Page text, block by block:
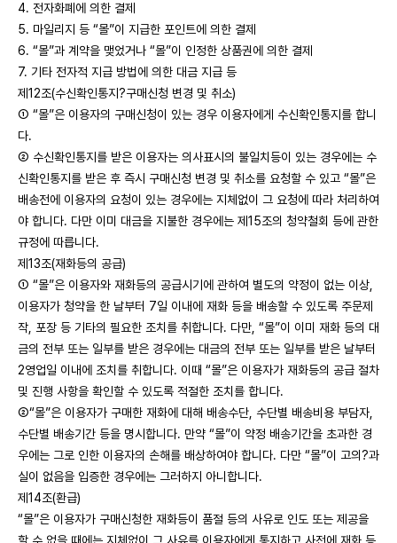
4. 전자화폐에 의한 결제
5. 마일리지 등 “몰”이 지급한 포인트에 의한 결제
6. “몰”과 계약을 맺었거나 “몰”이 인정한 상품권에 의한 결제
7. 기타 전자적 지급 방법에 의한 대금 지급 등
제12조(수신확인통지?구매신청 변경 및 취소)
① “몰”은 이용자의 구매신청이 있는 경우 이용자에게 수신확인통지를 합니
다.
② 수신확인통지를 받은 이용자는 의사표시의 불일치등이 있는 경우에는 수
신확인통지를 받은 후 즉시 구매신청 변경 및 취소를 요청할 수 있고 “몰”은
배송전에 이용자의 요청이 있는 경우에는 지체없이 그 요청에 따라 처리하여
야 합니다. 다만 이미 대금을 지불한 경우에는 제15조의 청약철회 등에 관한
규정에 따릅니다.
제13조(재화등의 공급)
① “몰”은 이용자와 재화등의 공급시기에 관하여 별도의 약정이 없는 이상,
이용자가 청약을 한 날부터 7일 이내에 재화 등을 배송할 수 있도록 주문제
작, 포장 등 기타의 필요한 조치를 취합니다. 다만, “몰”이 이미 재화 등의 대
금의 전부 또는 일부를 받은 경우에는 대금의 전부 또는 일부를 받은 날부터
2영업일 이내에 조치를 취합니다. 이때 “몰”은 이용자가 재화등의 공급 절차
및 진행 사항을 확인할 수 있도록 적절한 조치를 합니다.
②“몰”은 이용자가 구매한 재화에 대해 배송수단, 수단별 배송비용 부담자,
수단별 배송기간 등을 명시합니다. 만약 “몰”이 약정 배송기간을 초과한 경
우에는 그로 인한 이용자의 손해를 배상하여야 합니다. 다만 “몰”이 고의?과
실이 없음을 입증한 경우에는 그러하지 아니합니다.
제14조(환급)
“몰”은 이용자가 구매신청한 재화등이 품절 등의 사유로 인도 또는 제공을